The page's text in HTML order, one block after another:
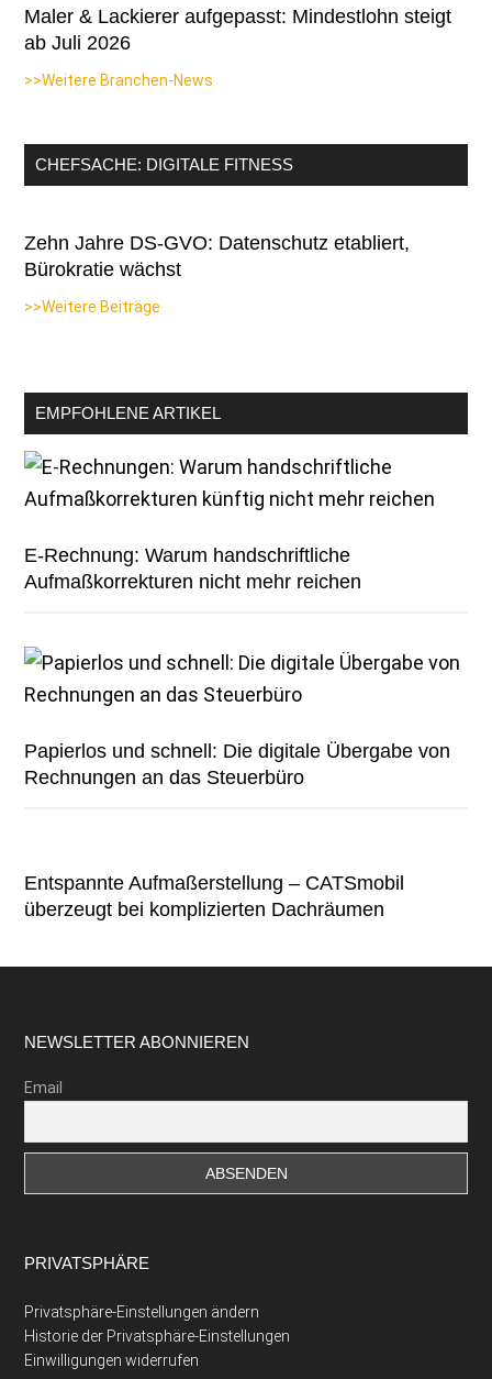
Maler & Lackierer aufgepasst: Mindestlohn steigt
ab Juli 2026
>>Weitere Branchen-News
CHEFSACHE: DIGITALE FITNESS
Zehn Jahre DS-GVO: Datenschutz etabliert,
Bürokratie wächst
>>Weitere Beiträge
EMPFOHLENE ARTIKEL
E-Rechnung: Warum handschriftliche
Aufmaßkorrekturen nicht mehr reichen
Papierlos und schnell: Die digitale Übergabe von
Rechnungen an das Steuerbüro
Entspannte Aufmaßerstellung – CATSmobil
überzeugt bei komplizierten Dachräumen
Footer
NEWSLETTER ABONNIEREN
Email
PRIVATSPHÄRE
Privatsphäre-Einstellungen ändern
Historie der Privatsphäre-Einstellungen
Einwilligungen widerrufen